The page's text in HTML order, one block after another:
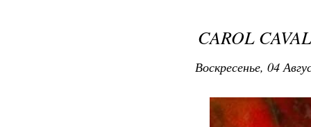
CAROL
Воскресенье, 04